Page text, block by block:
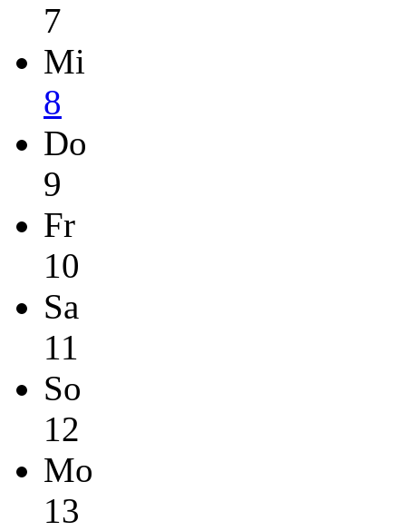
7
Mi
8
Do
9
Fr
10
Sa
11
So
12
Mo
13